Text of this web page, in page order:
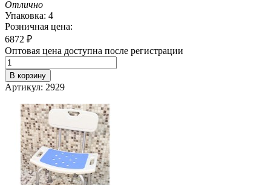
Отлично
Упаковка: 4
Розничная цена:
6872 ₽
Оптовая цена доступна после регистрации
В корзину
Артикул: 2929